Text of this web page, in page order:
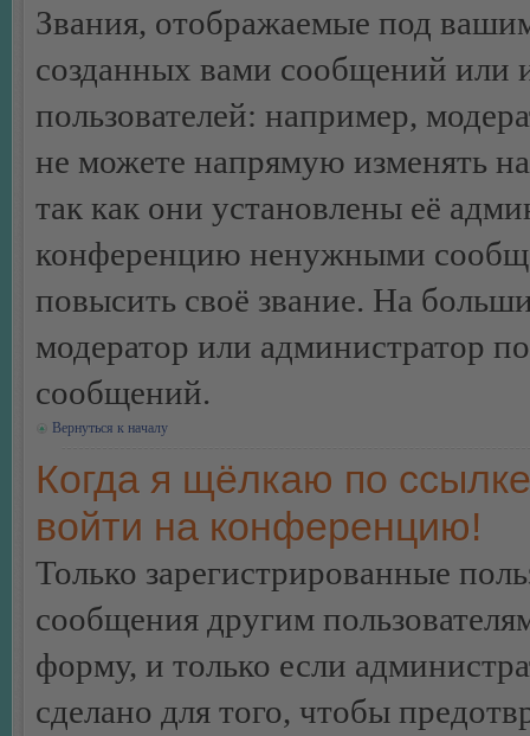
Звания, отображаемые под
созданных вами сообщений
пользователей: например,
не можете напрямую изменять
так как они установлены её
конференцию ненужными
повысить своё звание. На
модератор или администратор
сообщений.
Вернуться к началу
Когда я щёлкаю по
войти на конференцию!
Только зарегистрированные
сообщения другим
форму, и только если
сделано для того, чтобы